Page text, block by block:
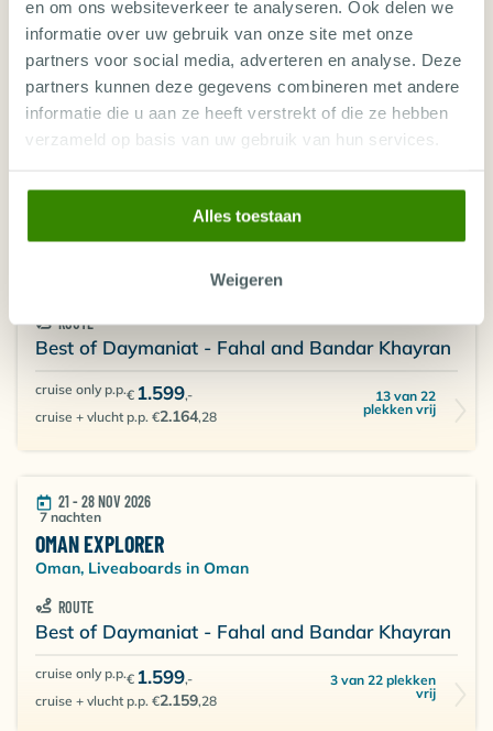
en om ons websiteverkeer te analyseren. Ook delen we
informatie over uw gebruik van onze site met onze
partners voor social media, adverteren en analyse. Deze
partners kunnen deze gegevens combineren met andere
informatie die u aan ze heeft verstrekt of die ze hebben
verzameld op basis van uw gebruik van hun services.
Alles toestaan
Weigeren
ROUTE
Best of Daymaniat - Fahal and Bandar Khayran
cruise only p.p.€ 1.600,-
cruise + vlucht p.p. n.n.b.
2 van 22 plekken
Oman, Liveaboards in Oman
ROUTE
Best of Daymaniat - Fahal and Bandar Khayran
cruise only p.p.€ 1.599,-
cruise + vlucht p.p. €2.164,28
13 van 22
plekken vrij
21 - 28 NOV 2026
7 nachten
OMAN EXPLORER
Oman, Liveaboards in Oman
ROUTE
Best of Daymaniat - Fahal and Bandar Khayran
cruise only p.p.€ 1.599,-
cruise + vlucht p.p. €2.159,28
3 van 22 plekken
vrij